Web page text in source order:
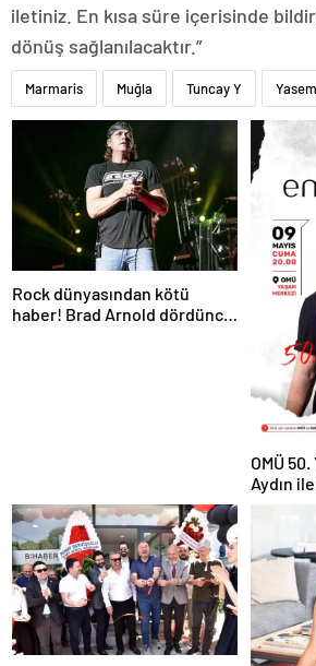
iletiniz. En kısa süre içerisinde
dönüş sağlanılacaktır.”
Marmaris Muğla Tuncay Y
Rock dünyasından kötü
haber! Brad Arnold dördüncü
OMÜ
Aydın